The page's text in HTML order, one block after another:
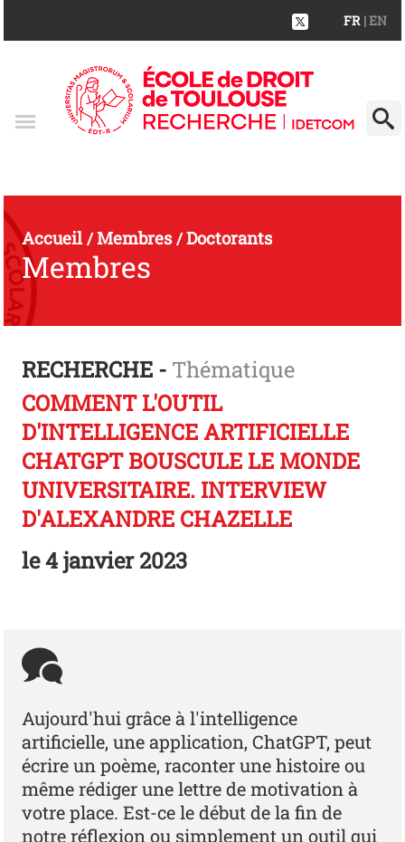
FR | EN
Accueil/Membres/Doctorants
Membres
RECHERCHE - Thématique
COMMENT L'OUTIL
D'INTELLIGENCE ARTIFICIELLE
CHATGPT BOUSCULE LE MONDE
UNIVERSITAIRE. INTERVIEW
D'ALEXANDRE CHAZELLE
le4 janvier 2023
Aujourd'hui grâce à l'intelligence
artificielle, une application, ChatGPT, peut
écrire un poème, raconter une histoire ou
même rédiger une lettre de motivation à
votre place. Est-ce le début de la fin de
notre réflexion ou simplement un outil qui